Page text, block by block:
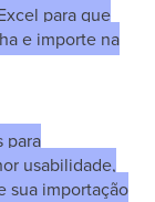
para que
e importe na
para
usabilidade,
sua importação